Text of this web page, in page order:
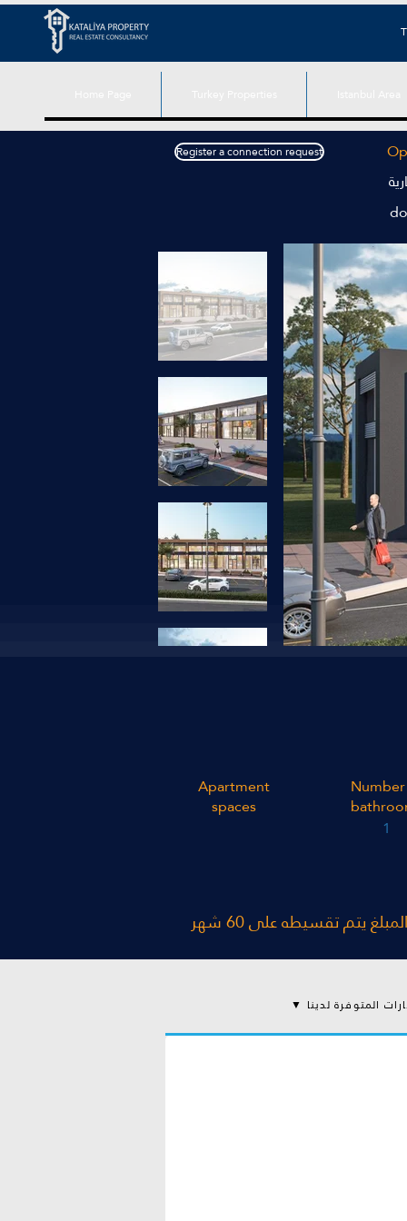
Register a connection request
Apartment
spaces
1
المتوفرة لدينا ▼